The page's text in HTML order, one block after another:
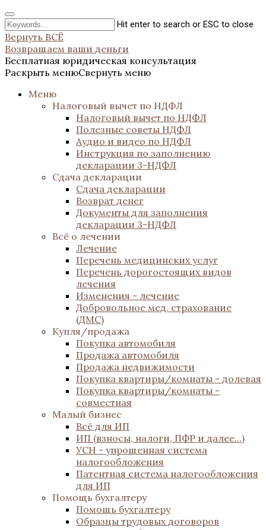
Hit enter to search or ESC to close
Вернуть ВСЁ
Возвращаем ваши деньги
Бесплатная юридическая консультация
Раскрыть менюСвернуть меню
Меню
Налоговый вычет по НДФЛ
Налоговый вычет по НДФЛ
Полезные советы НДФЛ
Аудио и видео по НДФЛ
Инструкция по заполнению
декларации 3-НДФЛ
Сдача декларации
Сдача декларации
Возврат денег
Документы для заполнения
декларации 3-НДФЛ
Всё о лечении
Лечение
Перечень медицинских услуг
Перечень дорогостоящих видов
лечения
Изменения - лечение
Добровольное мед. страхование
(ДМС)
Купля/продажа
Покупка автомобиля
Продажа автомобиля
Продажа недвижимости
Покупка квартиры/комнаты - долевая
Покупка квартиры/комнаты -
совместная
Малый бизнес
Всё для ИП
ИП (взносы, налоги, ПФР и далее...)
УСН - упрощенная система
налогообложения
Патентная система налогообложения
для ИП
Помощь бухгалтеру
Помощь бухгалтеру
Образцы трудовых договоров